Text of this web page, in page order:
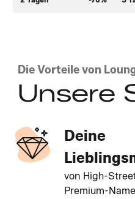
Die Vorteile von
Unsere
Deine
von High-
Premium-